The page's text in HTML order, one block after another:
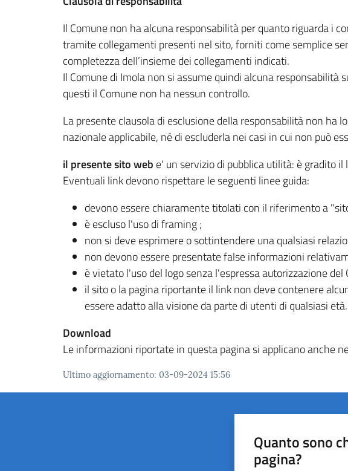
Il Comune non ha alcuna responsabilità per quanto riguarda i
tramite collegamenti presenti nel sito, forniti come semplice
completezza dell’insieme dei collegamenti indicati.
Il Comune di Imola non si assume quindi alcuna
questi il Comune non ha nessun controllo.
La presente clausola di esclusione della responsabilità non ha
nazionale applicabile, né di escluderla nei casi in cui non può
il presente sito web e' un servizio di pubblica utilità: è gradito
Eventuali link devono rispettare le seguenti linee guida:
devono essere chiaramente titolati con il riferimento a
è escluso l'uso di framing ;
non si deve esprimere o sottintendere una qualsiasi
non devono essere presentate false informazioni
è vietato l'uso del logo senza l'espressa autorizzazione del
il sito o la pagina riportante il link non deve contenere
essere adatto alla visione da parte di utenti di qualsiasi età.
Download
Le informazioni riportate in questa pagina si applicano anche
Ultimo aggiornamento: 03-09-2024 15:56
Quanto sono
pagina?